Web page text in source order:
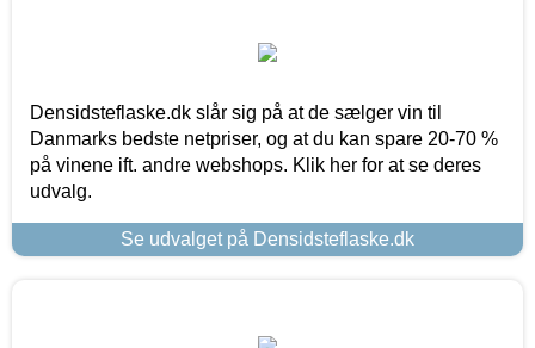
Densidsteflaske.dk slår sig på at de sælger vin til
Danmarks bedste netpriser, og at du kan spare 20-70 %
på vinene ift. andre webshops. Klik her for at se deres
udvalg.
Se udvalget på Densidsteflaske.dk